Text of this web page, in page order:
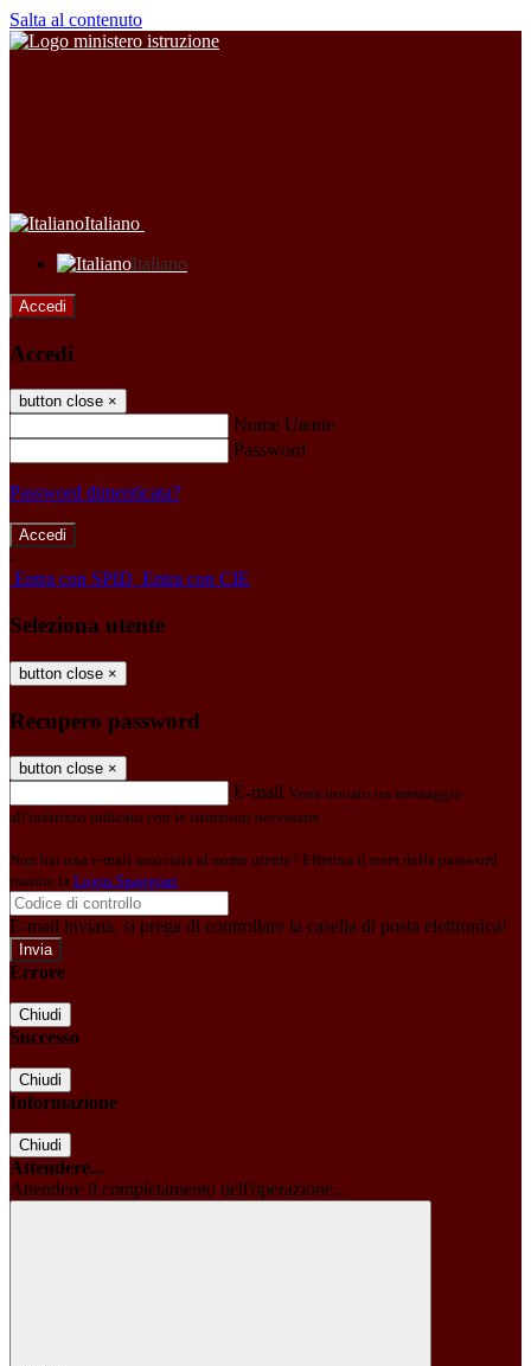
Salta al contenuto
Italiano
Italiano
Accedi
Accedi
button close ×
Nome Utente
Password
Password dimenticata?
-
Entra con SPID Entra con CIE
Seleziona utente
button close ×
Recupero password
button close ×
E-mail Verrà inviato un messaggio
all'indirizzo indicato con le istruzioni necessarie.
Non hai una e-mail associata al nome utente? Effettua il reset della password
tramite la Login Spaggiari
E-mail inviata, si prega di controllare la casella di posta elettronica!
Errore
Chiudi
Successo
Chiudi
Informazione
Chiudi
Attendere...
Attendere il completamento dell'operazione...